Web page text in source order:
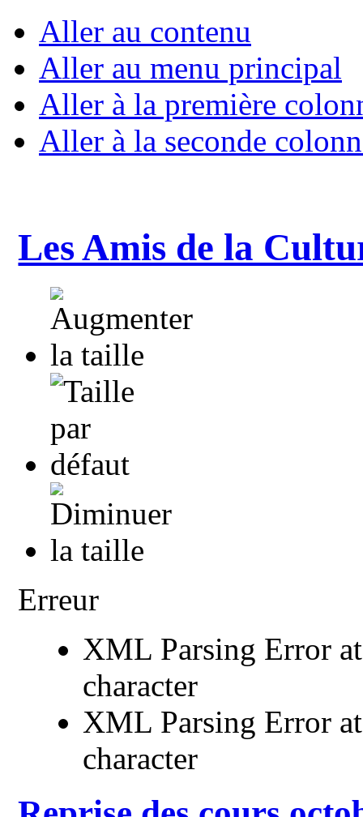
Aller au contenu
Aller au menu principal
Aller à la première
Aller à la seconde
Les Amis de la
Erreur
XML Parsing Error
character
XML Parsing Error
character